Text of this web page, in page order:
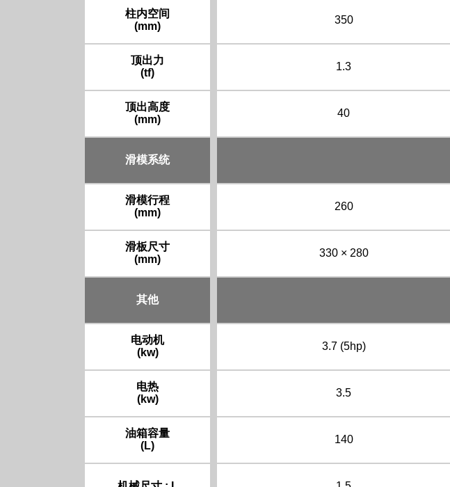
柱内空间
(mm)
顶出力
(tf)
顶出高度
(mm)
滑模系统
滑模行程
(mm)
滑板尺寸
(mm)
其他
电动机
(kw)
电热
(kw)
油箱容量
(L)
350
1.3
40
260
330 × 280
3.7 (5hp)
3.5
140